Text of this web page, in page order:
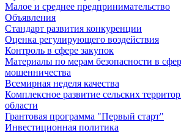
Малое и среднее предпринимательство
Объявления
Стандарт развития конкуренции
Оценка регулирующего воздействия
Контроль в сфере закупок
Материалы по мерам безопасности в
мошенничества
Всемирная неделя качества
Комплексное развитие сельских
области
Грантовая программа "Первый старт"
Инвестиционная политика